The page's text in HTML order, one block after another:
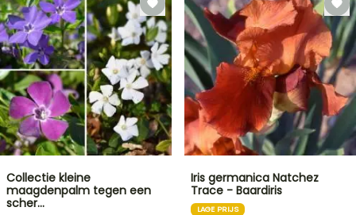
Collectie kleine
maagdenpalm tegen een
scher…
Iris germanica Natchez
Trace - Baardiris
LAGE PRIJS